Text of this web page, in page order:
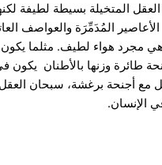
المتخيلة بسيطة لطيفة
المُدَمِّرَة والعواصف
مجرد هواء لطيف. مثلما
طائرة وزنها بالأطنان يكون
مع أجنحة برغشة، سبحان
الإنسان.